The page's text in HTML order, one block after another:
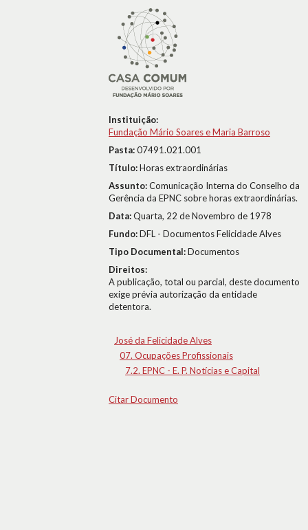
Instituição:
Fundação Mário Soares e Maria Barroso
Pasta:07491.021.001
Título:Horas extraordinárias
Assunto:Comunicação Interna do Conselho da
Gerência da EPNC sobre horas extraordinárias.
Data:Quarta, 22 de Novembro de 1978
Fundo:DFL - Documentos Felicidade Alves
Tipo Documental:Documentos
Direitos:
A publicação, total ou parcial, deste documento
exige prévia autorização da entidade
detentora.
José da Felicidade Alves
07. Ocupações Profissionais
7.2. EPNC - E. P. Notícias e Capital
Citar Documento